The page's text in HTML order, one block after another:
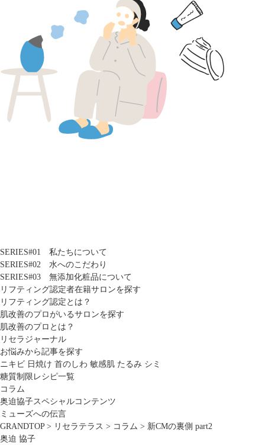
SERIES#01 私たちについて
SERIES#02 水へのこだわり
SERIES#03 無添加化粧品について
リフティング認定者在籍サロンを探す
リフティング認定とは？
肌改善のプロがいるサロンを探す
肌改善のプロとは？
リセラジャーナル
お悩みから記事を探す
ニキビ 日焼け 首のしわ 敏感肌 たるみ シミ
糖質制限レシピ一覧
コラム
奥迫協子スペシャルコンテンツ
ミューズへの伝言
GRANDTOP> リセラテラス > コラム > 新CMの裏側 part2
奥迫 協子